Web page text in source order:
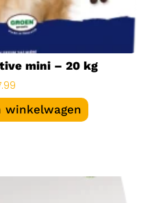
mini – 20 kg
winkelwagen